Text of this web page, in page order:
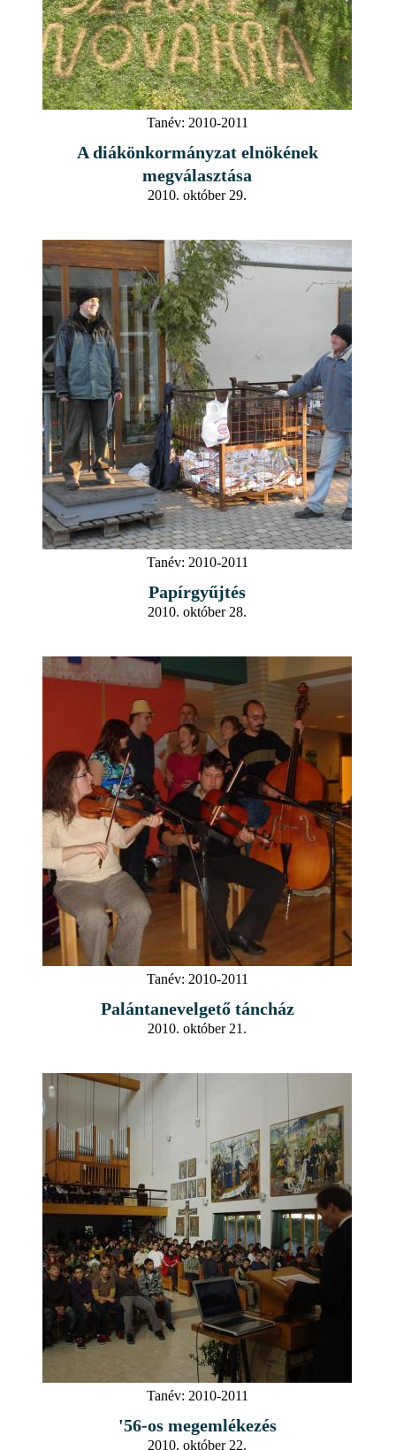
Tanév: 2010-2011
A diákönkormányzat elnökének
megválasztása
2010. október 29.
Tanév: 2010-2011
Papírgyűjtés
2010. október 28.
Tanév: 2010-2011
Palántanevelgető táncház
2010. október 21.
Tanév: 2010-2011
'56-os megemlékezés
2010. október 22.